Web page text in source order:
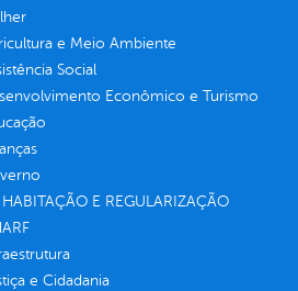
e Meio Ambiente
Social
Econômico e Turismo
HABITAÇÃO E REGULARIZAÇÃO
e Cidadania